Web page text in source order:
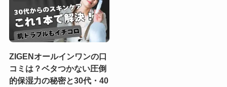
ZIGENオールインワンの口
コミは？ベタつかない圧倒
的保湿力の秘密と30代・40